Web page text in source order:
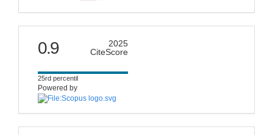
citescore
0.9
2025
CiteScore
25rd percentil
Powered by